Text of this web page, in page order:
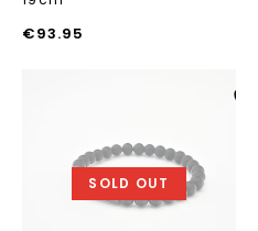
€93.95
SOLD OUT